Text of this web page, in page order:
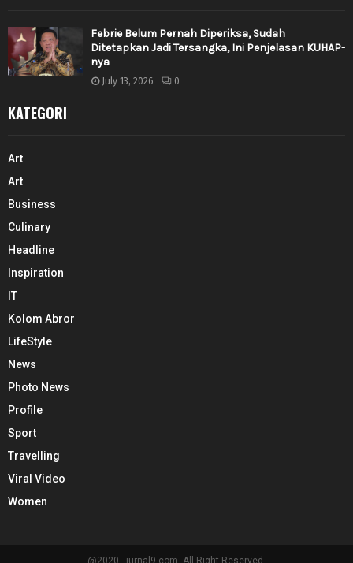
Febrie Belum Pernah Diperiksa, Sudah
Ditetapkan Jadi Tersangka, Ini Penjelasan KUHAP-
nya
July 13, 2026 0
KATEGORI
Art
Art
Business
Culinary
Headline
Inspiration
IT
Kolom Abror
LifeStyle
News
Photo News
Profile
Sport
Travelling
Viral Video
Women
@2020 - jurnal9.com. All Right Reserved.